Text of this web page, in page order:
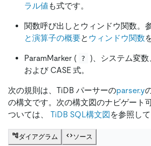
ラル値 も式です。
関数呼び出しとウィンドウ関数。
と演算子の概要と ウィンドウ関数
ParamMarker ( ?
)、システム変数
および CASE 式。
次の規則は、TiDB パーサーのparser.y
の構文です。次の構文図のナビゲート
ついては、 TiDB SQL構文図を参照して
ダイアグラム ソース